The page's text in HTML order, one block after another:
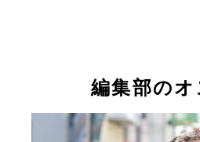
編集部のオ